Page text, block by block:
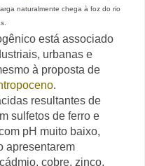
naturalmente chega à foz do rio
está associado
urbanas e
à proposta de
.
resultantes de
sulfetos de ferro e
pH muito baixo,
apresentarem
cobre, zinco,